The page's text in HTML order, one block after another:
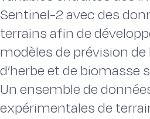
Sentinel-2 avec des
terrains afin de
modèles de prévision
d’herbe et de biomasse
Un ensemble de
expérimentales de